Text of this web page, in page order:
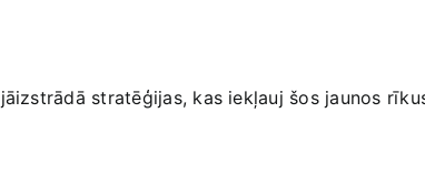
stratēģijas, kas iekļauj šos jaunos